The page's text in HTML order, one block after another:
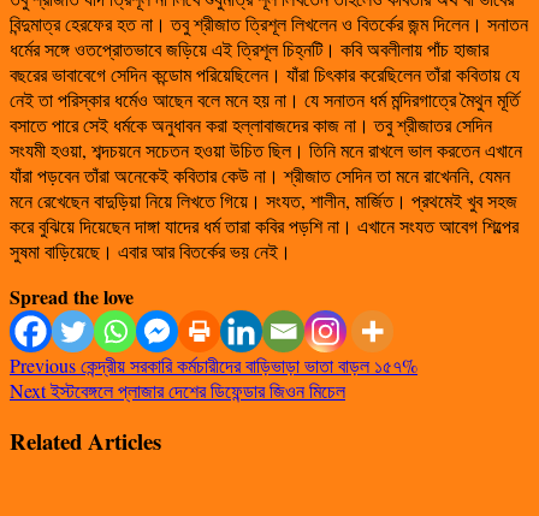
বিন্দুমাত্র হেরফের হত না। তবু শ্রীজাত ত্রিশূল লিখলেন ও বিতর্কের জন্ম দিলেন। সনাতন
ধর্মের সঙ্গে ওতপ্রোতভাবে জড়িয়ে এই ত্রিশূল চিহ্নটি। কবি অবলীলায় পাঁচ হাজার
বছরের ভাবাবেগে সেদিন কন্ডোম পরিয়েছিলেন। যাঁরা চিৎকার করেছিলেন তাঁরা কবিতায় যে
নেই তা পরিস্কার ধর্মেও আছেন বলে মনে হয় না। যে সনাতন ধর্ম মন্দিরগাত্রে মৈথুন মূর্তি
বসাতে পারে সেই ধর্মকে অনুধাবন করা হল্লাবাজদের কাজ না। তবু শ্রীজাতর সেদিন
সংযমী হওয়া, শব্দচয়নে সচেতন হওয়া উচিত ছিল। তিনি মনে রাখলে ভাল করতেন এখানে
যাঁরা পড়বেন তাঁরা অনেকেই কবিতার কেউ না। শ্রীজাত সেদিন তা মনে রাখেননি, যেমন
মনে রেখেছেন বাদুড়িয়া নিয়ে লিখতে গিয়ে। সংযত, শালীন, মার্জিত। প্রথমেই খুব সহজ
করে বুঝিয়ে দিয়েছেন দাঙ্গা যাদের ধর্ম তারা কবির পড়শি না। এখানে সংযত আবেগ শিল্পের
সুষমা বাড়িয়েছে। এবার আর বিতর্কের ভয় নেই।
Spread the love
Previousকেন্দ্রীয় সরকারি কর্মচারীদের বাড়িভাড়া ভাতা বাড়ল ১৫৭%
Nextইস্টবেঙ্গলে প্লাজার দেশের ডিফেন্ডার জিওন মিচেল
Related Articles